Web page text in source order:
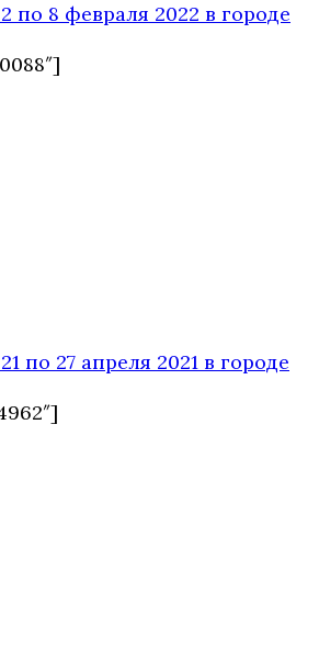
по 8 февраля 2022 в городе
по 27 апреля 2021 в городе